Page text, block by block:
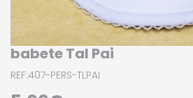
babete Tal Pai
REF:407-PERS-TLPAI